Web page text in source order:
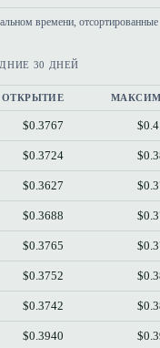
времени,
30 ДНЕЙ
ОТКРЫТИЕ
$0.3767
$0.3724
$0.3627
$0.3688
$0.3765
$0.3752
$0.3742
$0.3940